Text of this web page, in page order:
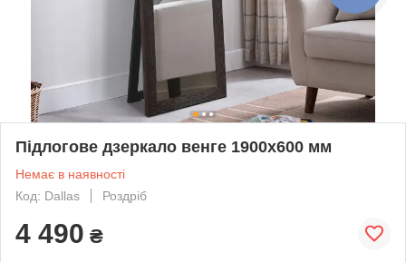
Підлогове дзеркало венге 1900х600 мм
Немає в наявності
Код: Dallas
Роздріб
4 490 ₴